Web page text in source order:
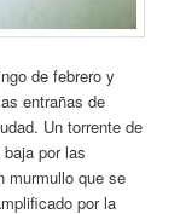
de febrero y
entrañas de
Un torrente de
por las
murmullo que se
por la